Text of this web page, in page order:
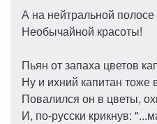
А на нейтральной
Необычайной красоты!
Пьян от запаха цветов
Ну и ихний капитан тоже
Повалился он в цветы,
И, по-русски крикнув: